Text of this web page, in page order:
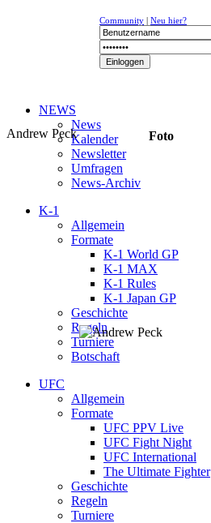
Community | Neu hier?
NEWS
News
Kalender
Newsletter
Umfragen
News-Archiv
K-1
Allgemein
Formate
K-1 World GP
K-1 MAX
K-1 Rules
K-1 Japan GP
Geschichte
Regeln
Turniere
Botschaft
UFC
Allgemein
Formate
UFC PPV Live
UFC Fight Night
UFC International
The Ultimate Fighter
Geschichte
Regeln
Turniere
Andrew Peck Foto